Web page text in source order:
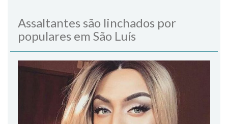
Assaltantes são linchados por
populares em São Luís